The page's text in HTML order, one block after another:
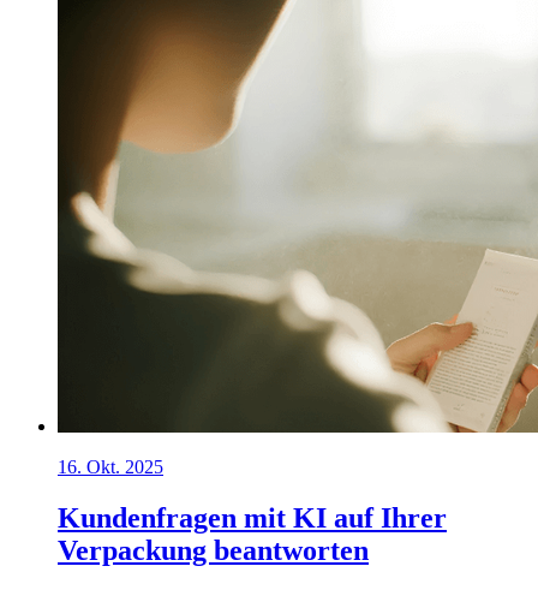
16. Okt. 2025
Kundenfragen mit KI auf Ihrer
Verpackung beantworten